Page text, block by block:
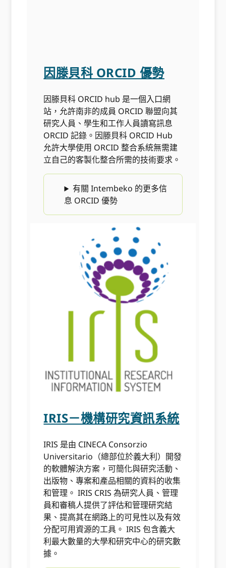
因滕貝科 ORCID 優勢
因滕貝科 ORCID hub 是一個入口網
站，允許南非的成員 ORCID 聯盟向其
研究人員、學生和工作人員讀寫訊息
ORCID 記錄。因滕貝科 ORCID Hub
允許大學使用 ORCID 整合系統無需建
立自己的客製化整合所需的技術要求。
有關 Intembeko 的更多信
息 ORCID 優勢
IRIS－機構研究資訊系統
IRIS 是由 CINECA Consorzio
Universitario（總部位於義大利）開發
的軟體解決方案，可簡化與研究活動、
出版物、專案和產品相關的資料的收集
和管理。 IRIS CRIS 為研究人員、管理
員和審稿人提供了評估和管理研究結
果、提高其在網路上的可見性以及有效
分配可用資源的工具。 IRIS 包含義大
利最大數量的大學和研究中心的研究數
據。